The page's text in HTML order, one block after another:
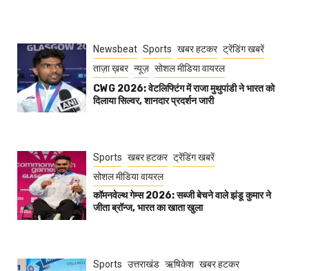
Newsbeat Sports खबर हटकर ट्रेंडिंग खबरें
ताज़ा ख़बर न्यूज़ सोशल मीडिया वायरल
CWG 2026: वेटलिफ्टिंग में राजा मुथुपांडी ने भारत को
दिलाया सिल्वर, शानदार प्रदर्शन जारी
Sports खबर हटकर ट्रेंडिंग खबरें
सोशल मीडिया वायरल
कॉमनवेल्थ गेम्स 2026: सब्जी बेचने वाले झंडू कुमार ने
जीता ब्रॉन्ज, भारत का खाता खुला
Sports उत्तराखंड ऋषिकेश खबर हटकर